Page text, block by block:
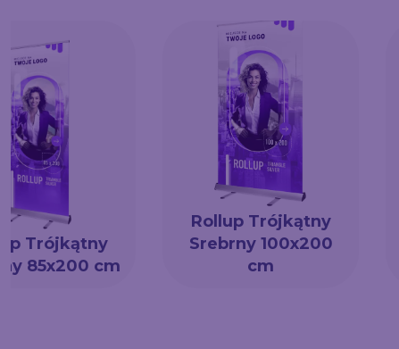
Trójkątny
85x200 cm
Rollup Trójkątny
Srebrny 100x200
cm